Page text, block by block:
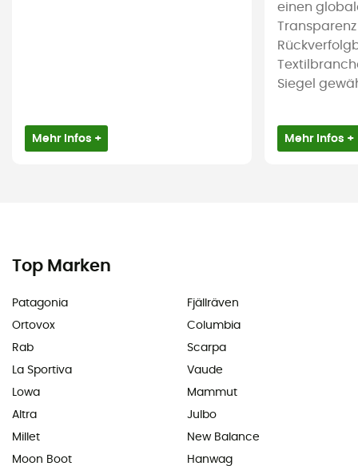
Mehr Infos +
einen
Siegel
Mehr Infos +
Top Marken
Patagonia
Ortovox
Rab
La Sportiva
Lowa
Altra
Millet
Moon Boot
Fjällräven
Columbia
Scarpa
Vaude
Mammut
Julbo
New Balance
Hanwag